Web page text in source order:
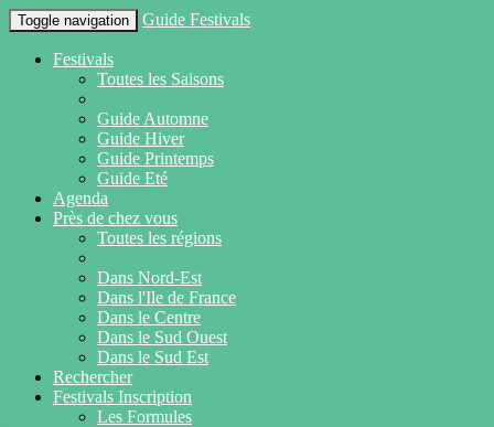
Toggle navigation Guide Festivals
Festivals
Toutes les Saisons
Guide Automne
Guide Hiver
Guide Printemps
Guide Eté
Agenda
Près de chez vous
Toutes les régions
Dans Nord-Est
Dans l'Ile de France
Dans le Centre
Dans le Sud Ouest
Dans le Sud Est
Rechercher
Festivals Inscription
Les Formules